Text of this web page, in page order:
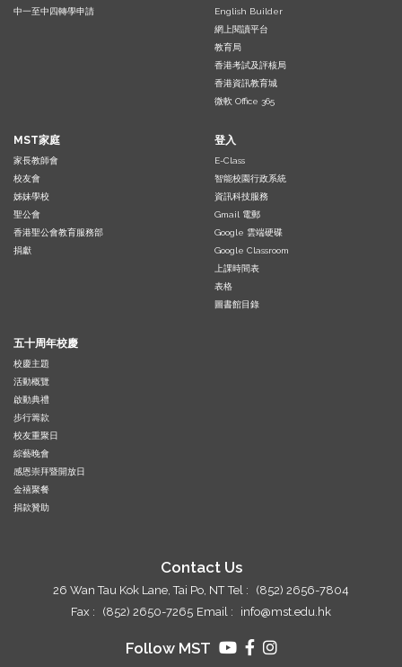
中一至中四轉學申請
English Builder
網上閱讀平台
教育局
香港考試及評核局
香港資訊教育城
微軟 Office 365
MST家庭
家長教師會
校友會
姊妹學校
聖公會
香港聖公會教育服務部
捐獻
登入
E-Class
智能校園行政系統
資訊科技服務
Gmail 電郵
Google 雲端硬碟
Google Classroom
上課時間表
表格
圖書館目錄
五十周年校慶
校慶主題
活動概覽
啟動典禮
步行籌款
校友重聚日
綜藝晚會
感恩崇拜暨開放日
金禧聚餐
捐款贊助
Contact Us
26 Wan Tau Kok Lane, Tai Po, NT Tel :
(852) 2656-7804
Fax :
(852) 2650-7265 Email : info@mst.edu.hk
Follow MST